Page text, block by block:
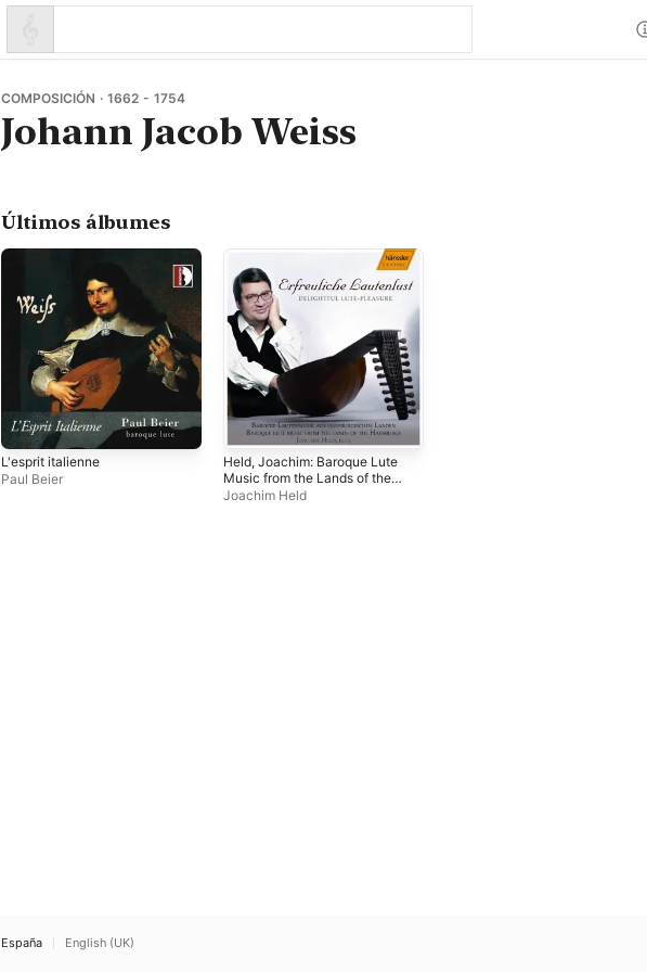
COMPOSICIÓN · 1662 - 1754
Johann Jacob Weiss
Últimos álbumes
L'esprit italienne
Paul Beier
Held, Joachim: Baroque Lute
Music from the Lands of the
Habsburgs
Joachim Held
España English (UK)